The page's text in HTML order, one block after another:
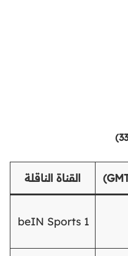
القناة الناقلة
beIN Sports 1